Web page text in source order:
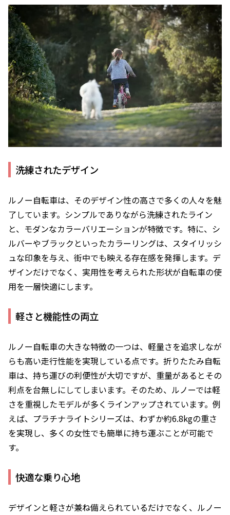
洗練されたデザイン
ルノー自転車は、そのデザイン性の高さで多くの人々を魅
了しています。シンプルでありながら洗練されたライン
と、モダンなカラーバリエーションが特徴です。特に、シ
ルバーやブラックといったカラーリングは、スタイリッシ
ュな印象を与え、街中でも映える存在感を発揮します。デ
ザインだけでなく、実用性を考えられた形状が自転車の使
用を一層快適にします。
軽さと機能性の両立
ルノー自転車の大きな特徴の一つは、軽量さを追求しなが
らも高い走行性能を実現している点です。折りたたみ自転
車は、持ち運びの利便性が大切ですが、重量があるとその
利点を台無しにしてしまいます。そのため、ルノーでは軽
さを重視したモデルが多くラインアップされています。例
えば、プラチナライトシリーズは、わずか約6.8kgの重さ
を実現し、多くの女性でも簡単に持ち運ぶことが可能で
す。
快適な乗り心地
デザインと軽さが兼ね備えられているだけでなく、ルノー